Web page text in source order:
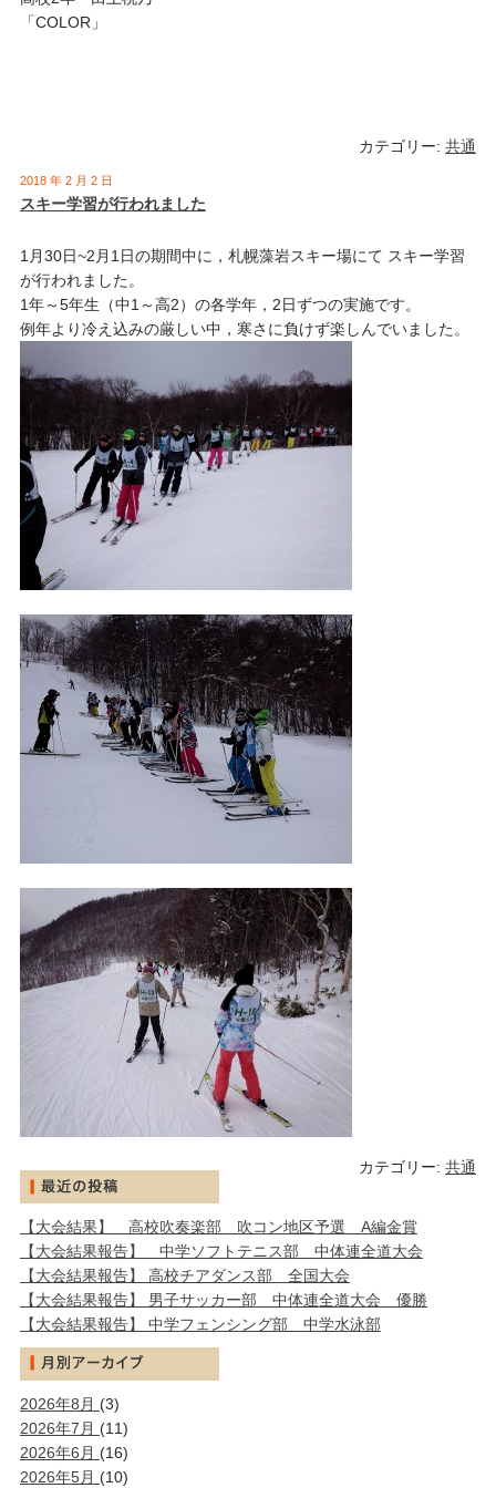
「COLOR」
カテゴリー:共通
2018 年 2 月 2 日
スキー学習が行われました
1月30日~2月1日の期間中に，札幌藻岩スキー場にて スキー学習
が行われました。
1年～5年生（中1～高2）の各学年，2日ずつの実施です。
例年より冷え込みの厳しい中，寒さに負けず楽しんでいました。
カテゴリー:共通
【大会結果】 高校吹奏楽部 吹コン地区予選 A編金賞
【大会結果報告】 中学ソフトテニス部 中体連全道大会
【大会結果報告】 高校チアダンス部 全国大会
【大会結果報告】 男子サッカー部 中体連全道大会 優勝
【大会結果報告】 中学フェンシング部 中学水泳部
2026年8月 (3)
2026年7月 (11)
2026年6月 (16)
2026年5月 (10)